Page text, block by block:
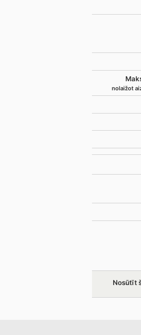
nolaižot
Nosūtīt